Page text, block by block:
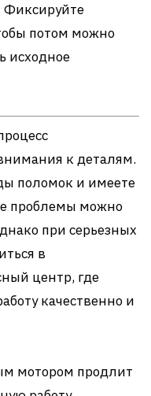
Фиксируйте
потом можно
исходное
к деталям.
поломок и имеете
проблемы можно
при серьезных
в
центр, где
качественно и
мотором продлит